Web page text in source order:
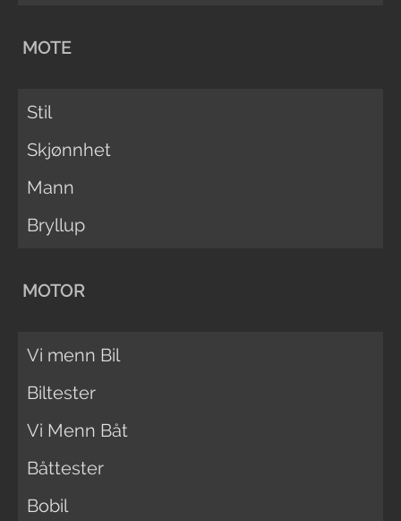
MOTE
Stil
Skjønnhet
Mann
Bryllup
MOTOR
Vi menn Bil
Biltester
Vi Menn Båt
Båttester
Bobil